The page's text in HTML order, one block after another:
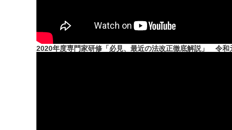
2020年度専門家研修「必見、最近の法改正徹底解説」 令和